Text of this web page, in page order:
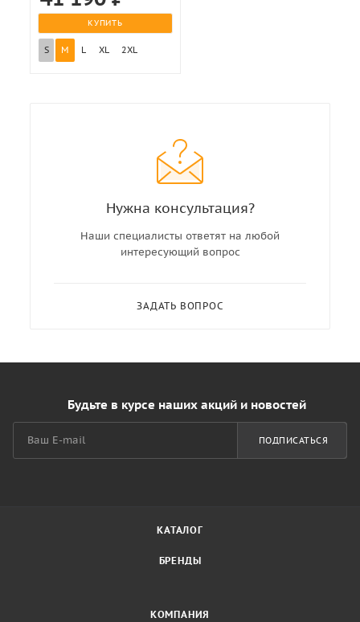
КУПИТЬ
S M L XL 2XL
Нужна консультация?
Наши специалисты ответят на любой
интересующий вопрос
ЗАДАТЬ ВОПРОС
Будьте в курсе наших акций и новостей
ПОДПИСАТЬСЯ
КАТАЛОГ
БРЕНДЫ
КОМПАНИЯ